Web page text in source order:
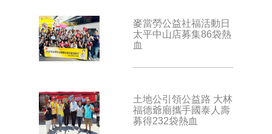
麥當勞公益社福活動日
太平中山店募集86袋熱
血
土地公引領公益路 大林
福德爺廟攜手國泰人壽
募得232袋熱血